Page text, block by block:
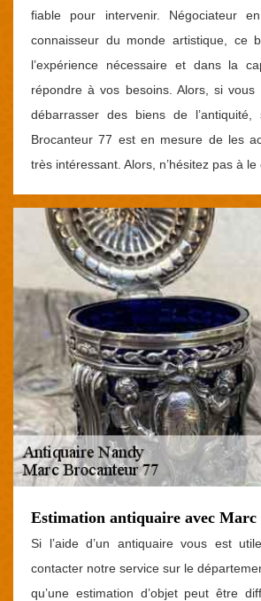
fiable pour intervenir. Négociateur
connaisseur du monde artistique, ce
l’expérience nécessaire et dans la
répondre à vos besoins. Alors, si vous
débarrasser des biens de
Brocanteur 77 est en mesure de les
très intéressant. Alors, n’hésitez pas à le
Estimation antiquaire avec Marc
Si l’aide d’un antiquaire vous est
contacter notre service sur le
qu’une estimation d’objet peut être